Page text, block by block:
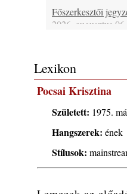
Főszerkesztői
2026. augusztus 06.
2026. augusztus 06.
X. BOHÉM
Kecskemét, 2026.
színpad, 10 ország
2026. augusztus 05.
Magyar Jazz ABC
Márton
Lexikon
Pocsai Krisztina
Született: 1975.
Hangszerek: ének
Stílusok: